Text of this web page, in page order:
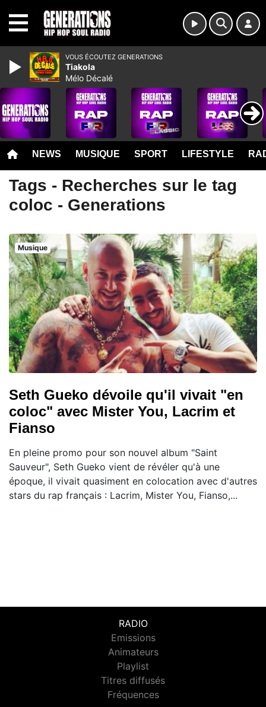
NEWS MUSIQUE SPORT LIFESTYLE
Tags - Recherches sur le tag
coloc - Generations
Musique
Seth Gueko dévoile qu'il vivait "en
coloc" avec Mister You, Lacrim et
Fianso
En pleine promo pour son nouvel album "Saint
Sauveur", Seth Gueko vient de révéler qu'à une
époque, il vivait quasiment en colocation avec d'autres
stars du rap français : Lacrim, Mister You, Fianso,...
RADIO
Emissions
Animateurs
Playlist
Titres diffusés
Fréquences
VOUS ÉCOUTEZ GENERATIONS
Tiakola
Mélo Décalé